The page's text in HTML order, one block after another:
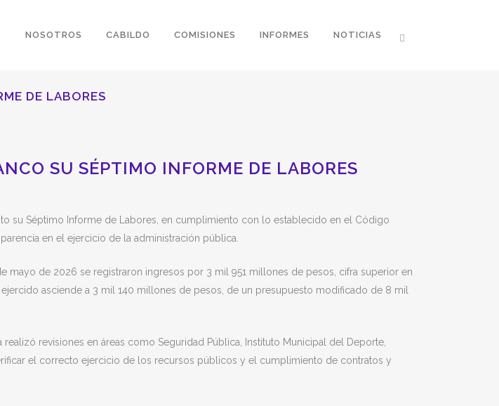
NOSOTROS CABILDO COMISIONES INFORMES NOTICIAS
DE LABORES
SU SÉPTIMO INFORME DE LABORES
su Séptimo Informe de Labores, en cumplimiento con lo establecido en el Código
en el ejercicio de la administración pública.
mayo de 2026 se registraron ingresos por 3 mil 951 millones de pesos, cifra superior en
asciende a 3 mil 140 millones de pesos, de un presupuesto modificado de 8 mil
revisiones en áreas como Seguridad Pública, Instituto Municipal del Deporte,
el correcto ejercicio de los recursos públicos y el cumplimiento de contratos y